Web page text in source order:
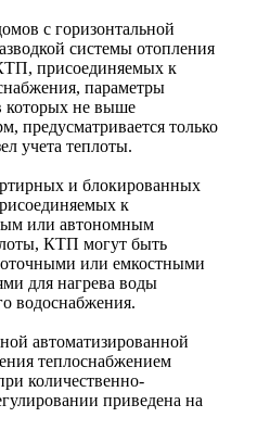
с горизонтальной
системы отопления
присоединяемых к
параметры
которых не выше
предусматривается только
учета теплоты.
и блокированных
к
или автономным
КТП могут быть
или емкостными
для нагрева воды
водоснабжения.
автоматизированной
теплоснабжением
количественно-
приведена на